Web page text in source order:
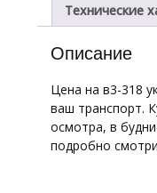
Технические
Описание
Цена на в3-318
ваш транспорт.
осмотра, в
подробно